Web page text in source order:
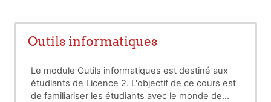
Outils informatiques
Le module Outils informatiques est destiné aux
étudiants de Licence 2. L'objectif de ce cours est
de familiariser les étudiants avec le monde de